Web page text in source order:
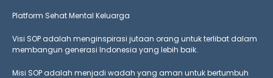
Platform Sehat Mental Keluarga
Visi SOP adalah menginspirasi jutaan orang untuk terlibat dalam
membangun generasi Indonesia yang lebih baik.
Misi SOP adalah menjadi wadah yang aman untuk bertumbuh